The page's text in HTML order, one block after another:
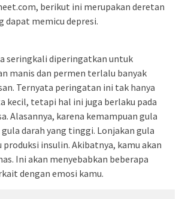
berikut ini merupakan deretan
dapat memicu depresi.
seringkali diperingatkan untuk
manis dan permen terlalu banyak
Ternyata peringatan ini tak hanya
kecil, tetapi hal ini juga berlaku pada
Alasannya, karena kemampuan gula
darah yang tinggi. Lonjakan gula
insulin. Akibatnya, kamu akan
Ini akan menyebabkan beberapa
dengan emosi kamu.